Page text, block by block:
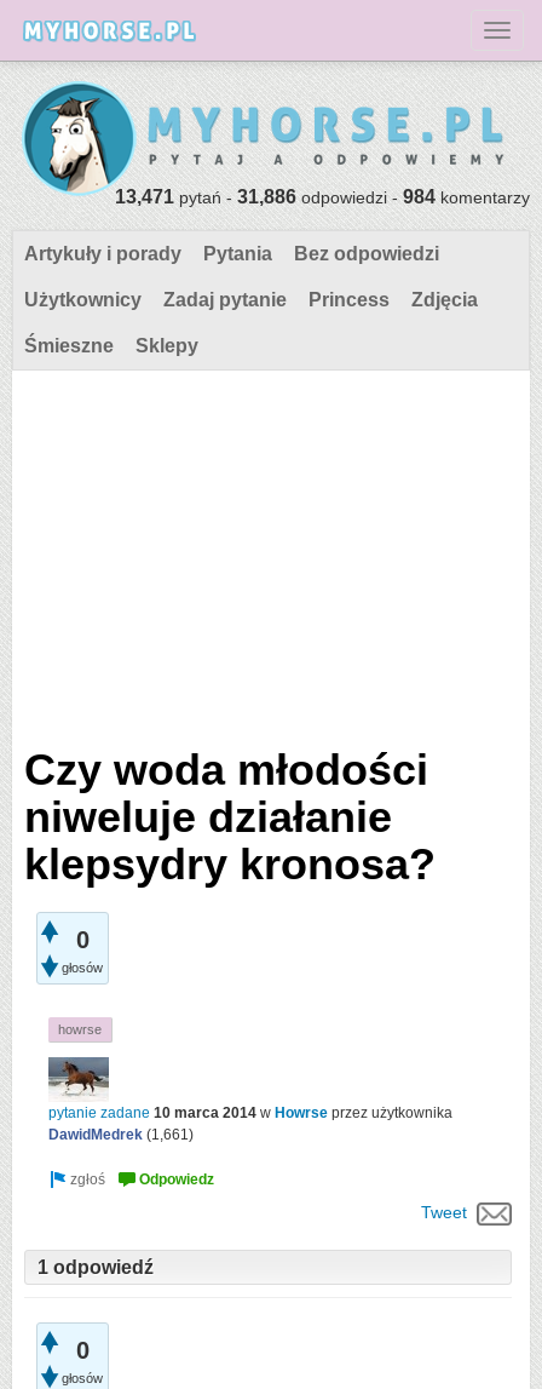
13,471pytań -31,886odpowiedzi -984komentarzy
Artykuły i porady Pytania Bez odpowiedzi
Użytkownicy Zadaj pytanie Princess Zdjęcia
Śmieszne Sklepy
Czy woda młodości
niweluje działanie
klepsydry kronosa?
0
głosów
howrse
pytanie zadane 10 marca 2014 w Howrse przez użytkownika
DawidMedrek (1,661)
Tweet
1 odpowiedź
0
głosów